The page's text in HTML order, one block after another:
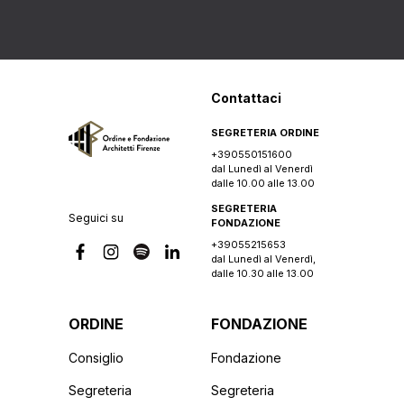
Seguici su
Contattaci
SEGRETERIA ORDINE
+390550151600
dal Lunedì al Venerdì
dalle 10.00 alle 13.00
SEGRETERIA
FONDAZIONE
+39055215653
dal Lunedì al Venerdì,
dalle 10.30 alle 13.00
ORDINE
Consiglio
Segreteria
FONDAZIONE
Fondazione
Segreteria